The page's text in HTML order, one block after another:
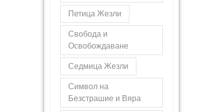
Петица Жезли
Свобода и
Освобождаване
Седмица Жезли
Символ на
Безстрашие и Вяра